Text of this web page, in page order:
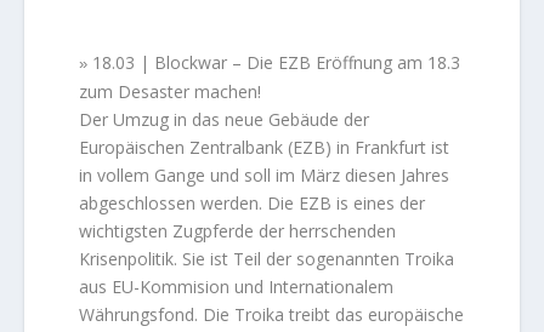
» 18.03 | Blockwar – Die EZB Eröffnung am 18.3
zum Desaster machen!
Der Umzug in das neue Gebäude der
Europäischen Zentralbank (EZB) in Frankfurt ist
in vollem Gange und soll im März diesen Jahres
abgeschlossen werden. Die EZB is eines der
wichtigsten Zugpferde der herrschenden
Krisenpolitik. Sie ist Teil der sogenannten Troika
aus EU-Kommision und Internationalem
Währungsfond. Die Troika treibt das europäische